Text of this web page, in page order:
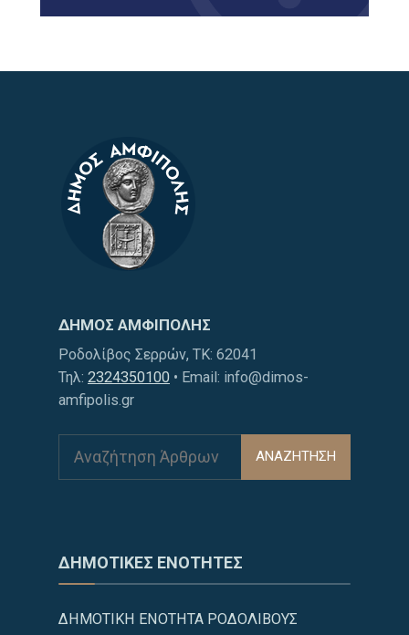
ΔΗΜΟΣ ΑΜΦΙΠΟΛΗΣ
Ροδολίβος Σερρών, ΤΚ: 62041
Τηλ: 2324350100 • Email: info@dimos-
amfipolis.gr
ΑΝΑΖΗΤΗΣΗ
ΔΗΜΟΤΙΚΕΣ ΕΝΟΤΗΤΕΣ
ΔΗΜΟΤΙΚΗ ΕΝΟΤΗΤΑ ΡΟΔΟΛΙΒΟΥΣ